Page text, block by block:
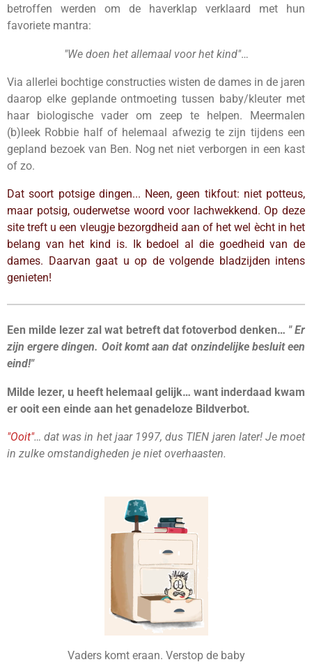
betroffen werden om de haverklap verklaard met hun
favoriete mantra:
"We doen het allemaal voor het kind"…
Via allerlei bochtige constructies wisten de dames in de jaren
daarop elke geplande ontmoeting tussen baby/kleuter met
haar biologische vader om zeep te helpen. Meermalen
(b)leek Robbie half of helemaal afwezig te zijn tijdens een
gepland bezoek van Ben. Nog net niet verborgen in een kast
of zo.
Dat soort potsige dingen... Neen, geen tikfout: niet potteus,
maar potsig, ouderwetse woord voor lachwekkend. Op deze
site treft u een vleugje bezorgdheid aan of het wel ècht in het
belang van het kind is. Ik bedoel al die goedheid van de
dames. Daarvan gaat u op de volgende bladzijden intens
genieten!
Een milde lezer zal wat betreft dat fotoverbod denken… " Er
zijn ergere dingen. Ooitkomtaan dat onzindelijke besluit een
eind!"
Milde lezer, u heeft helemaal gelijk… want inderdaad kwam
er ooit een einde aan het genadeloze Bildverbot.
"Ooit"… dat was in het jaar 1997, dus TIEN jaren later! Je moet
in zulke omstandigheden je niet overhaasten.
Vaders komt eraan. Verstop de baby